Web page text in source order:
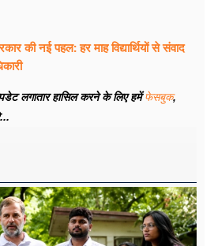
की नई पहल: हर माह विद्यार्थियों से संवाद
लगातार हासिल करने के लिए हमेंफेसबुक,